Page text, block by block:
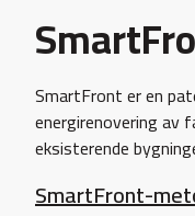
SmartFront er en
energirenovering av
eksisterende
SmartFront-